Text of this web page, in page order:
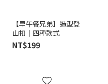
【早午餐兄弟】造型登
山扣｜四種款式
NT$199